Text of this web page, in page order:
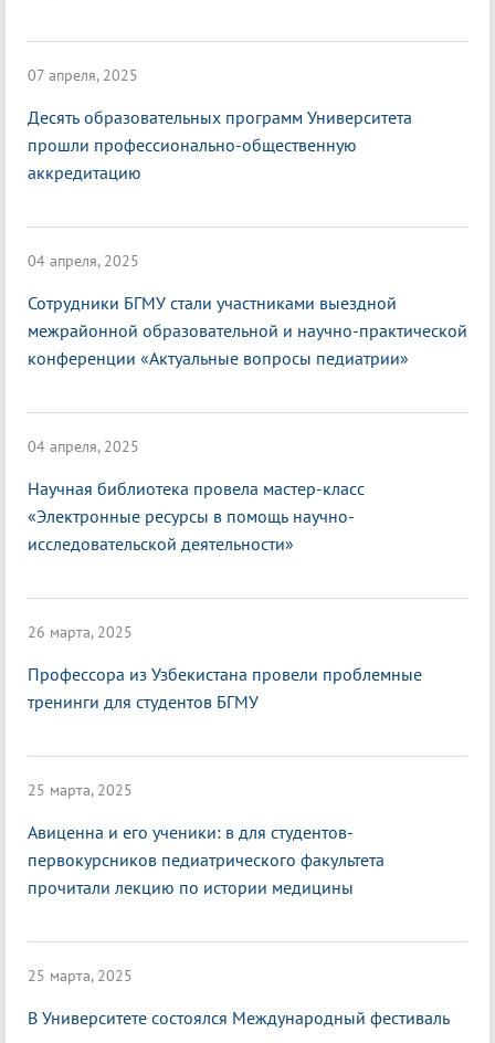
07 апреля, 2025
Десять образовательных программ Университета
прошли профессионально-общественную
аккредитацию
04 апреля, 2025
Сотрудники БГМУ стали участниками выездной
межрайонной образовательной и научно-практической
конференции «Актуальные вопросы педиатрии»
04 апреля, 2025
Научная библиотека провела мастер-класс
«Электронные ресурсы в помощь научно-
исследовательской деятельности»
26 марта, 2025
Профессора из Узбекистана провели проблемные
тренинги для студентов БГМУ
25 марта, 2025
Авиценна и его ученики: в для студентов-
первокурсников педиатрического факультета
прочитали лекцию по истории медицины
25 марта, 2025
В Университете состоялся Международный фестиваль